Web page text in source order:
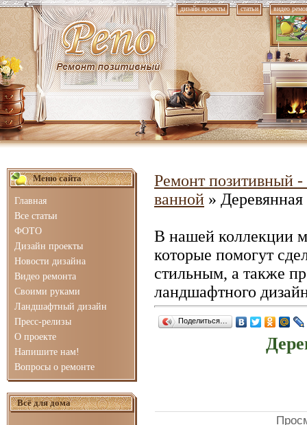
дизайн проекты статьи видео
Меню сайта
Главная
Все статьи
ФОТО
Дизайн проекты
Новости дизайна
Видео ремонта
Своими руками
Ландшафтный дизайн
Пресс-релизы
О проекте
Напишите нам!
Вопросы о ремонте
Всё для дома
Ремонт позитивный -
ванной »
В нашей коллекции
которые помогут
стильным, а также
ландшафтного
Поделиться…